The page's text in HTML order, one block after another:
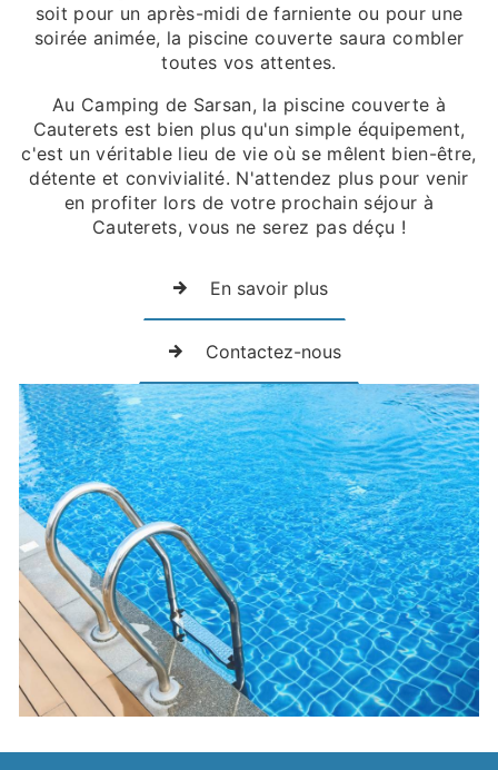
soit pour un après-midi de farniente ou pour une
soirée animée, la piscine couverte saura combler
toutes vos attentes.
Au Camping de Sarsan, la piscine couverte à
Cauterets est bien plus qu'un simple équipement,
c'est un véritable lieu de vie où se mêlent bien-être,
détente et convivialité. N'attendez plus pour venir
en profiter lors de votre prochain séjour à
Cauterets, vous ne serez pas déçu !
En savoir plus
Contactez-nous